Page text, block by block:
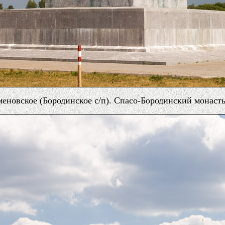
(Бородинское с/п). Спасо-Бородинский